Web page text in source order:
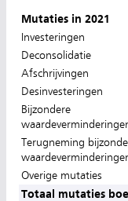
Mutaties in 2021
Investeringen
Deconsolidatie
Afschrijvingen
Desinvesteringen
Bijzondere
Terugneming
Overige mutaties
Totaal mutaties